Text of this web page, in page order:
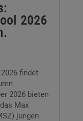
2026
findet
2026 bieten
Max
jungen